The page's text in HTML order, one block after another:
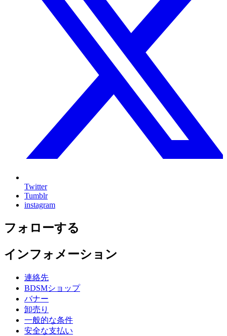
Twitter
Tumblr
instagram
フォローする
インフォメーション
連絡先
BDSMショップ
バナー
卸売り
一般的な条件
安全な支払い